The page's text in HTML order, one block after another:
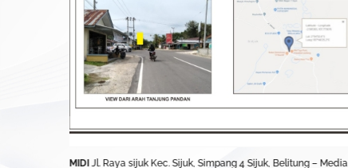
MIDIJl. Raya sijuk Kec. Sijuk, Simpang 4 Sijuk, Belitung – Media